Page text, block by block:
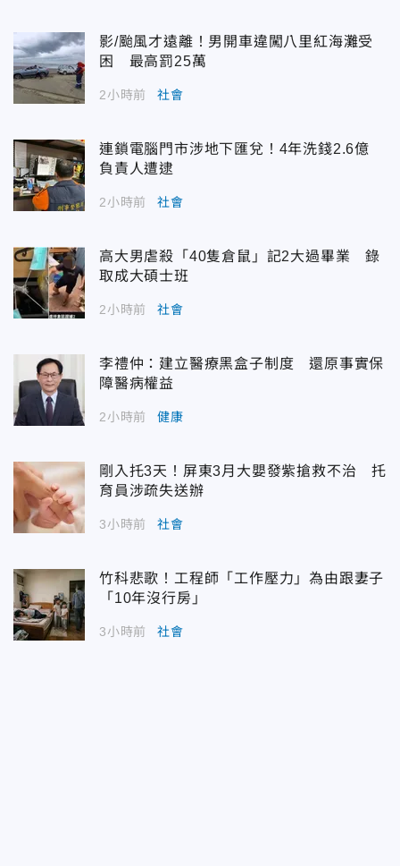
影/颱風才遠離！男開車違闖八里紅海灘受
困 最高罰25萬
2小時前 社會
連鎖電腦門市涉地下匯兌！4年洗錢2.6億
負責人遭逮
2小時前 社會
高大男虐殺「40隻倉鼠」記2大過畢業 錄
取成大碩士班
2小時前 社會
李禮仲：建立醫療黑盒子制度 還原事實保
障醫病權益
2小時前 健康
剛入托3天！屏東3月大嬰發紫搶救不治 托
育員涉疏失送辦
3小時前 社會
竹科悲歌！工程師「工作壓力」為由跟妻子
「10年沒行房」
3小時前 社會